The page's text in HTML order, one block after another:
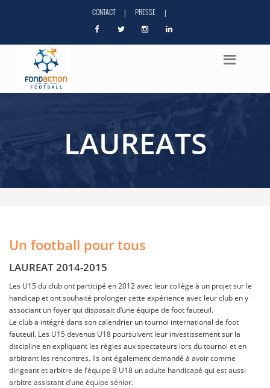
CONTACT | PRESSE |
LAUREATS
Un football pour tous
LAUREAT 2014-2015
Les U15 du club ont participé en 2012 avec leur collège à un projet sur le
handicap et ont souhaité prolonger cette expérience avec leur club en y
associant un foyer qui disposait d’une équipe de foot fauteuil.
Le club a intégré dans son calendrier un tournoi international de foot
fauteuil. Les U15 devenus U18 poursuivent leur investissement sur la
discipline en expliquant les règles aux spectateurs lors du tournoi et en
arbitrant les rencontres. Ils ont également demandé à avoir comme
dirigeant et arbitre de l’équipe B U18 un adulte handicapé qui est aussi
arbitre assistant d’une équipe sénior.